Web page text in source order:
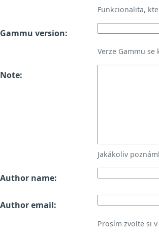
Funkcionalita,
Gammu version:
Verze Gammu
Note:
Jakákoliv
Author name:
Author email:
Prosím zvolte si